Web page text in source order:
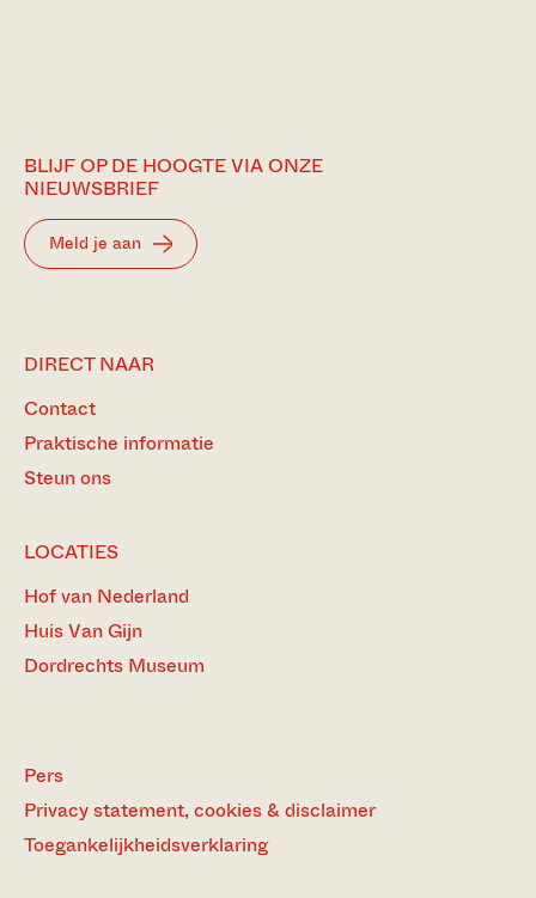
BLIJF OP DE HOOGTE VIA ONZE
NIEUWSBRIEF
Meld je aan
DIRECT NAAR
Contact
Praktische informatie
Steun ons
LOCATIES
Hof van Nederland
Huis Van Gijn
Dordrechts Museum
Pers
Privacy statement, cookies & disclaimer
Toegankelijkheidsverklaring